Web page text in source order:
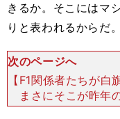
きるか。そこにはマ
りと表われるからだ。
次のページへ
【F1関係者たちが白
まさにそこが昨年
スト2日目と3日目